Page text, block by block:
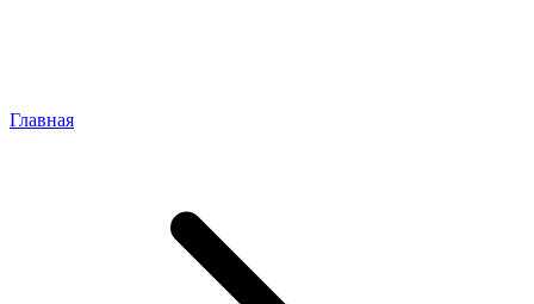
Главная